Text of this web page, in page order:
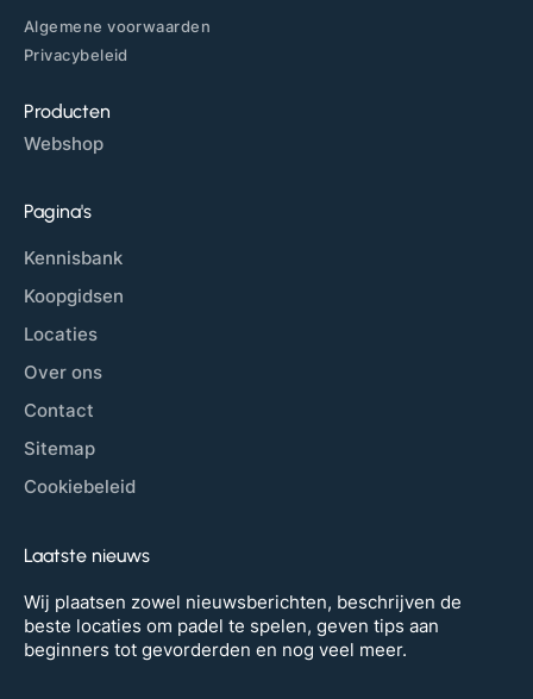
Algemene voorwaarden
Privacybeleid
Producten
Webshop
Pagina's
Kennisbank
Koopgidsen
Locaties
Over ons
Contact
Sitemap
Cookiebeleid
Laatste nieuws
Wij plaatsen zowel nieuwsberichten, beschrijven de
beste locaties om padel te spelen, geven tips aan
beginners tot gevorderden en nog veel meer.